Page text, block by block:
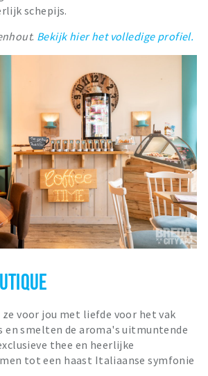
schepijs.
. Bekijk hier het volledige profiel.
voor jou met liefde voor het vak
en smelten de aroma's uitmuntende
thee en heerlijke
tot een haast Italiaanse symfonie